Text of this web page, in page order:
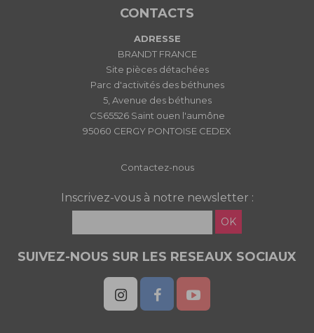
CONTACTS
ADRESSE
BRANDT FRANCE
Site pièces détachées
Parc d'activités des béthunes
5, Avenue des béthunes
CS65526 Saint ouen l'aumône
95060 CERGY PONTOISE CEDEX
Contactez-nous
Inscrivez-vous à notre newsletter :
OK
SUIVEZ-NOUS SUR LES RESEAUX SOCIAUX